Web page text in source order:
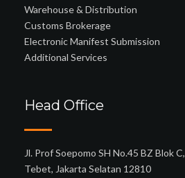
Warehouse & Distribution
Customs Brokerage
Electronic Manifest Submission
Additional Services
Head Office
Jl. Prof Soepomo SH No.45 BZ Blok C,
Tebet, Jakarta Selatan 12810